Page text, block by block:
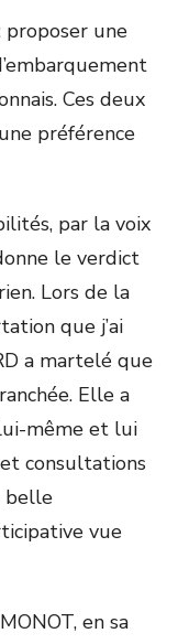
proposer une
Ces deux
préférence
par la voix
le verdict
Lors de la
que j’ai
a martelé que
Elle a
même et lui
consultations
belle
vue
en sa